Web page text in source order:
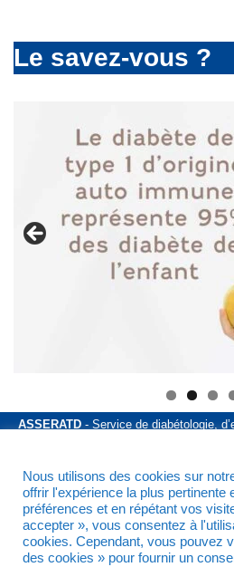
Le savez-vous ?
ASSERATD - Service de diabétologie,
Mentions légales
Politique de
Nous contacter
Nous utilisons des cookies sur
offrir l'expérience la plus pertinente
préférences et en répétant vos
accepter », vous consentez à
cookies. Cependant, vous pouvez
des cookies » pour fournir un